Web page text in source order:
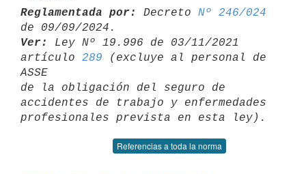
Reglamentada por: Decreto Nº 246/024
Ver:
Ley Nº 19.996 de 03/11/2021
artículo 289 (excluye al personal de
ASSE
de la obligación del seguro de
accidentes de trabajo y enfermedades
Referencias a toda la norma